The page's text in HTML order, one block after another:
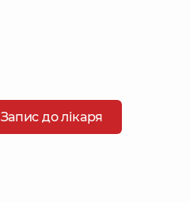
Запис до лікаря